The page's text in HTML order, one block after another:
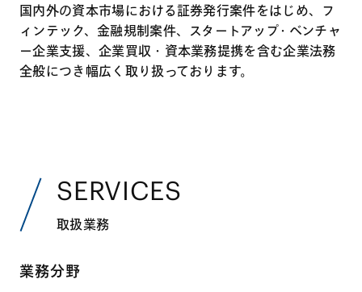
国内外の資本市場における証券発⾏案件をはじめ、フ
ィンテック、⾦融規制案件、スタートアップ・ベンチャ
ー企業支援、企業買収・資本業務提携を含む企業法務
全般につき幅広く取り扱っております。
SERVICES
取扱業務
業務分野